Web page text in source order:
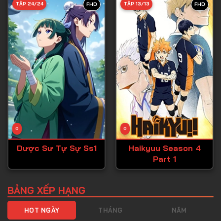
Tập 40
Tập 41
Tập 42
Tập 43
Tập 44
Tập 45
Tập 46
Tập 47
Tập 49
FHD
0
TẬP 24/24
Dược Sư Tự Sự Ss1
FHD
0
TẬP 13/13
Haikyuu Season 4
Part 1
BẢNG XẾP HẠNG
HOT NGÀY THÁNG NĂM